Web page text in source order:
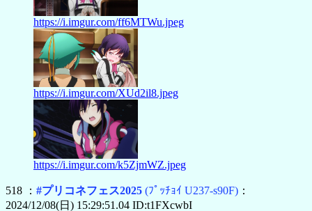
https://i.imgur.com/ff6MTWu.jpeg
https://i.imgur.com/XUd2il8.jpeg
https://i.imgur.com/k5ZjmWZ.jpeg
518 ： #プリコネフェス2025 (ﾌﾟｯﾁｮｲ U237-s90F) ：
2024/12/08(日) 15:29:51.04 ID:t1FXcwbI